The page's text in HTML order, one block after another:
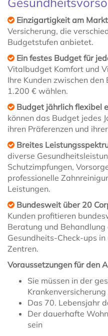
Einzigartigkeit am Markt
Versicherung, die
Budgetstufen anbietet.
Ein festes Budget für
Vitalbudget Komfort und
Ihre Kunden zwischen
1.200 € wählen.
Budget jährlich flexibel
können das Budget jedes
ihren Präferenzen und
Breites
diverse
Schutzimpfungen,
professionelle
Leistungen.
Bundesweit über 20
Kunden profitieren
Beratung und
Gesundheits-Check-ups
Zentren.
Voraussetzungen für den
Sie müssen in der
Das 70. Lebensjahr
Der dauerhafte
sein